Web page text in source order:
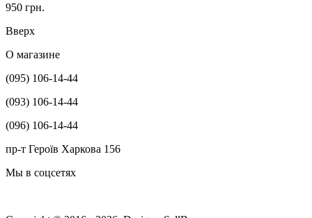
950 грн.
Вверх
О магазине
(095) 106-14-44
(093) 106-14-44
(096) 106-14-44
пр-т Героїв Харкова 156
Мы в соцсетях